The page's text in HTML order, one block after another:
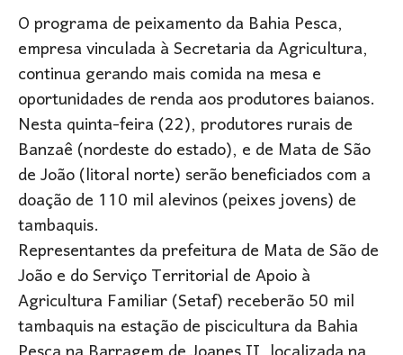
O programa de peixamento da Bahia Pesca,
empresa vinculada à Secretaria da Agricultura,
continua gerando mais comida na mesa e
oportunidades de renda aos produtores baianos.
Nesta quinta-feira (22), produtores rurais de
Banzaê (nordeste do estado), e de Mata de São
de João (litoral norte) serão beneficiados com a
doação de 110 mil alevinos (peixes jovens) de
tambaquis.
Representantes da prefeitura de Mata de São de
João e do Serviço Territorial de Apoio à
Agricultura Familiar (Setaf) receberão 50 mil
tambaquis na estação de piscicultura da Bahia